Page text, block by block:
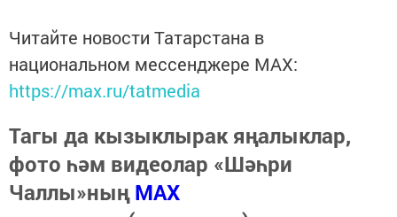
Читайте новости Татарстана в
национальном мессенджере MАХ:
https://max.ru/tatmedia
Тагы да кызыклырак яңалыклар,
фото һәм видеолар «Шәһри
Чаллы»ныңMAX